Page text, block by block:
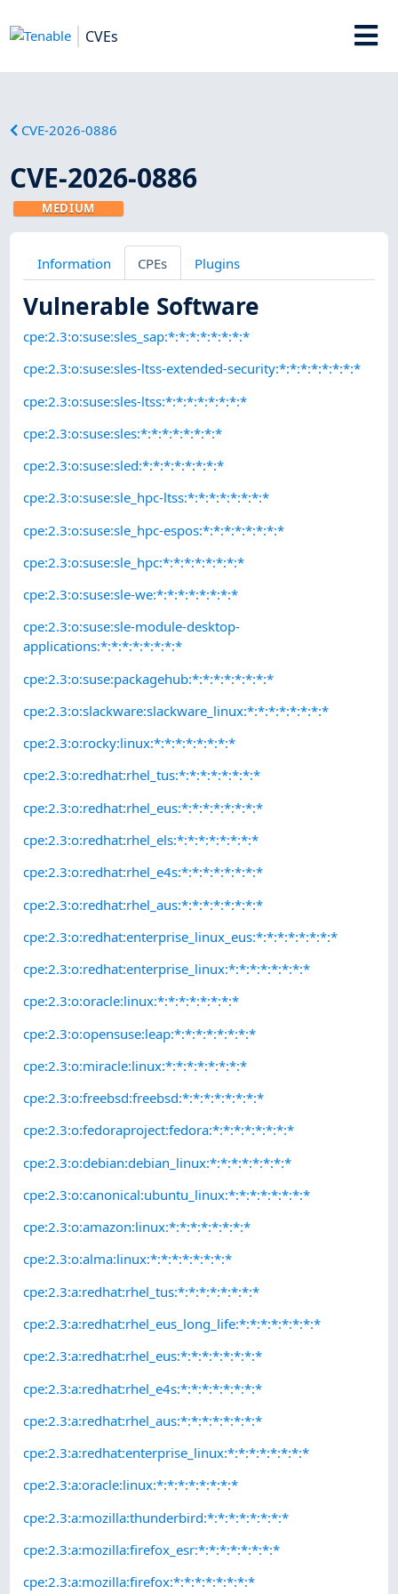
CVEs
CVE-2026-0886
CVE-2026-0886
MEDIUM
Information CPEs Plugins
Vulnerable Software
cpe:2.3:o:suse:sles_sap:*:*:*:*:*:*:*:*
cpe:2.3:o:suse:sles-ltss-extended-security:*:*:*:*:*:*:*:*
cpe:2.3:o:suse:sles-ltss:*:*:*:*:*:*:*:*
cpe:2.3:o:suse:sles:*:*:*:*:*:*:*:*
cpe:2.3:o:suse:sled:*:*:*:*:*:*:*:*
cpe:2.3:o:suse:sle_hpc-ltss:*:*:*:*:*:*:*:*
cpe:2.3:o:suse:sle_hpc-espos:*:*:*:*:*:*:*:*
cpe:2.3:o:suse:sle_hpc:*:*:*:*:*:*:*:*
cpe:2.3:o:suse:sle-we:*:*:*:*:*:*:*:*
cpe:2.3:o:suse:sle-module-desktop-
applications:*:*:*:*:*:*:*:*
cpe:2.3:o:suse:packagehub:*:*:*:*:*:*:*:*
cpe:2.3:o:slackware:slackware_linux:*:*:*:*:*:*:*:*
cpe:2.3:o:rocky:linux:*:*:*:*:*:*:*:*
cpe:2.3:o:redhat:rhel_tus:*:*:*:*:*:*:*:*
cpe:2.3:o:redhat:rhel_eus:*:*:*:*:*:*:*:*
cpe:2.3:o:redhat:rhel_els:*:*:*:*:*:*:*:*
cpe:2.3:o:redhat:rhel_e4s:*:*:*:*:*:*:*:*
cpe:2.3:o:redhat:rhel_aus:*:*:*:*:*:*:*:*
cpe:2.3:o:redhat:enterprise_linux_eus:*:*:*:*:*:*:*:*
cpe:2.3:o:redhat:enterprise_linux:*:*:*:*:*:*:*:*
cpe:2.3:o:oracle:linux:*:*:*:*:*:*:*:*
cpe:2.3:o:opensuse:leap:*:*:*:*:*:*:*:*
cpe:2.3:o:miracle:linux:*:*:*:*:*:*:*:*
cpe:2.3:o:freebsd:freebsd:*:*:*:*:*:*:*:*
cpe:2.3:o:fedoraproject:fedora:*:*:*:*:*:*:*:*
cpe:2.3:o:debian:debian_linux:*:*:*:*:*:*:*:*
cpe:2.3:o:canonical:ubuntu_linux:*:*:*:*:*:*:*:*
cpe:2.3:o:amazon:linux:*:*:*:*:*:*:*:*
cpe:2.3:o:alma:linux:*:*:*:*:*:*:*:*
cpe:2.3:a:redhat:rhel_tus:*:*:*:*:*:*:*:*
cpe:2.3:a:redhat:rhel_eus_long_life:*:*:*:*:*:*:*:*
cpe:2.3:a:redhat:rhel_eus:*:*:*:*:*:*:*:*
cpe:2.3:a:redhat:rhel_e4s:*:*:*:*:*:*:*:*
cpe:2.3:a:redhat:rhel_aus:*:*:*:*:*:*:*:*
cpe:2.3:a:redhat:enterprise_linux:*:*:*:*:*:*:*:*
cpe:2.3:a:oracle:linux:*:*:*:*:*:*:*:*
cpe:2.3:a:mozilla:thunderbird:*:*:*:*:*:*:*:*
cpe:2.3:a:mozilla:firefox_esr:*:*:*:*:*:*:*:*
cpe:2.3:a:mozilla:firefox:*:*:*:*:*:*:*:*